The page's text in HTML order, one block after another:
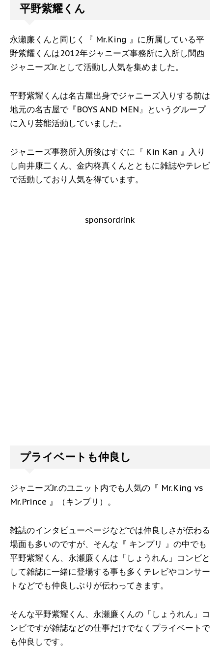
平野紫耀くん
永瀬廉くんと同じく『 Mr.King 』に所属している平
野紫耀くんは2012年ジャニーズ事務所に入所し関西
ジャニーズJr.として活動し人気を集めました。
平野紫耀くんは名古屋出身でジャニーズ入りする前は
地元の名古屋で『BOYS AND MEN』というグループ
に入り芸能活動していました。
ジャニーズ事務所入所後はすぐに『 Kin Kan 』入り
し向井康二くん、金内柊真くんとともに雑誌やテレビ
で活動しており人気を得ています。
sponsordrink
プライベートも仲良し
ジャニーズJr.のユニット内でも人気の『 Mr.King vs
Mr.Prince 』（キンプリ）。
雑誌のインタビューページなどでは仲良しさが伝わる
場面も多いのですが、そんな『 キンプリ 』の中でも
平野紫耀くん、永瀬廉くんは「しょうれん」コンビと
して雑誌に一緒に登場する事も多くテレビやコンサー
トなどでも仲良しぶりが伝わってきます。
そんな平野紫耀くん、永瀬廉くんの「しょうれん」コ
ンビですが雑誌などの仕事だけでなくプライベートで
も仲良しです。